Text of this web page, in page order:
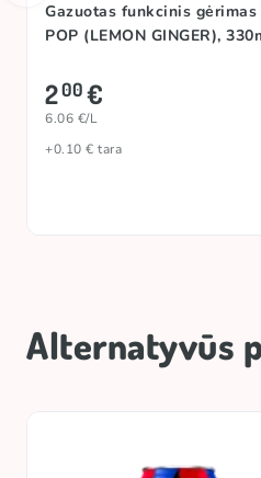
Gazuotas funkcinis gėrimas
POP (LEMON GINGER),
200€
6.06 €/L
+0.10 € tara
Alternatyvūs